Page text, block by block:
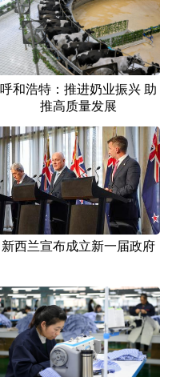
呼和浩特：推进奶业振兴 助
推高质量发展
新西兰宣布成立新一届政府